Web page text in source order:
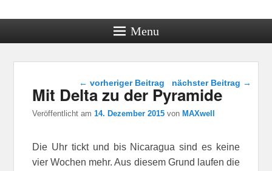
Menu
Beitragsnavigation
← vorheriger Beitrag nächster Beitrag →
Mit Delta zu der Pyramide
Veröffentlicht am14. Dezember 2015 vonMAXwell
Die Uhr tickt und bis Nicaragua sind es keine
vier Wochen mehr. Aus diesem Grund laufen die